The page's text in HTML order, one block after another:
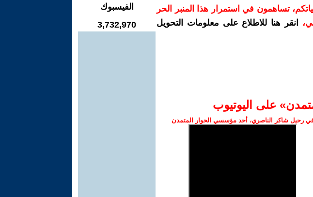
إمكانياتكم، تساهمون في استمرار هذا المنبر الحر
،
انقر هنا للاطلاع على معلومات التحويل
على اليوتيوب
رحيل شاكر الناصري، أحد مؤسسي الحوار المتمدن
الفيسبوك
3,732,970